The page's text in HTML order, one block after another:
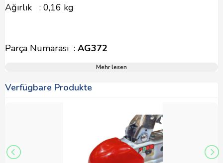
Ağırlık : 0,16 kg
Parça Numarası : AG372
Mehr lesen
Verfügbare Produkte